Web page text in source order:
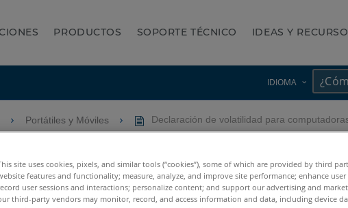
PRODUCTOS SOPORTE TÉCNICO IDEAS Y
IDIOMA
Portátiles y Móviles Declaración de volatilidad para
para computadoras HP -
site uses cookies, pixels, and similar tools (“cookies”), some of which are provided by third
features and functionality; measure, analyze, and improve site performance; enhance user
user sessions and interactions; personalize content; and support our advertising and
third-party vendors may monitor, record, and access information and data, including device